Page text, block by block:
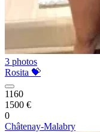
3 photos
Rosita 💝
1160
1500 €
0
Châtenay-Malabry